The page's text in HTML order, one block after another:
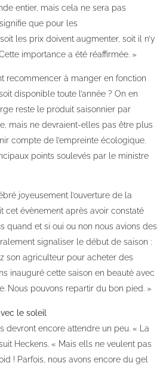
entier, mais cela ne sera pas
que pour les
les prix doivent augmenter, soit il n’y
importance a été réaffirmée. »
recommencer à manger en fonction
disponible toute l’année ? On en
reste le produit saisonnier par
mais ne devraient-elles pas être plus
compte de l’empreinte écologique.
points soulevés par le ministre
joyeusement l’ouverture de la
cet évènement après avoir constaté
quand et si oui ou non nous avions des
signaliser le début de saison :
son agriculteur pour acheter des
inauguré cette saison en beauté avec
Nous pouvons repartir du bon pied. »
le soleil
devront encore attendre un peu. « La
Heckens. « Mais ells ne veulent pas
! Parfois, nous avons encore du gel